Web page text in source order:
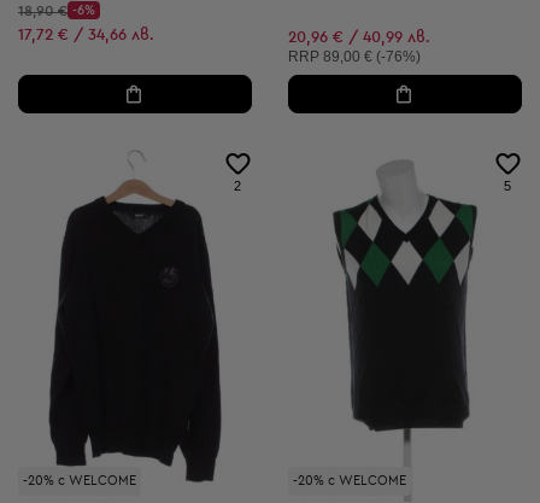
Начална цена:
18,90 €
Discount Price:
-6%
Намалена цена:
17,72 € / 34,66 лв. 20,96 € / 40,99 лв.
Препоръчителна цена:
RRP 89,00 € (-76%)
-20% с WELCOME
2
-20% с WELCOME
5